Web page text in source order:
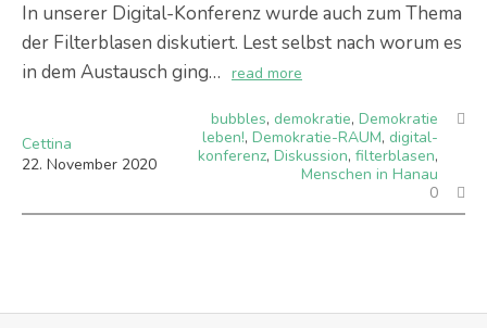
In unserer Digital-Konferenz wurde auch zum Thema
der Filterblasen diskutiert. Lest selbst nach worum es
in dem Austausch ging… read more
Cettina
22. November 2020
bubbles, demokratie, Demokratie
leben!, Demokratie-RAUM, digital-
konferenz, Diskussion, filterblasen,
Menschen in Hanau
0